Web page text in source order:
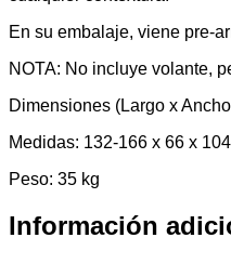
En su embalaje, viene pre-
NOTA: No incluye volante,
Dimensiones (Largo x
Medidas: 132-166 x 66 x
Peso: 35 kg
Información